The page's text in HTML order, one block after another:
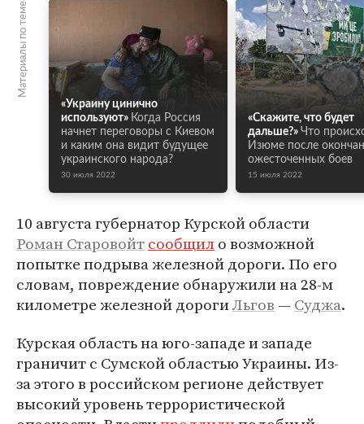
Материалы по теме
«Украину цинично
используют» Когда Россия
начнет переговоры с Киевом
и каким она видит будущее
украинского народа?
30 июля 2022
«Скажите, что будет
дальше?» Что
Изюме после
ожесточенных боев
15 июля 2022
10 августа губернатор Курской области
Роман Старовойтсообщило возможной
попытке подрыва железной дороги. По его
словам, повреждение обнаружили на 28-м
километре железной дорогиЛьгов — Суджа.
Курская область на юго-западе и западе
граничит с Сумской областью Украины. Из-
за этого в российском регионе действует
высокий уровень террористической